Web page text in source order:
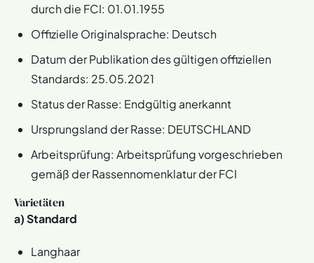
durch die FCI: 01.01.1955
Offizielle Originalsprache: Deutsch
Datum der Publikation des gültigen offiziellen
Standards: 25.05.2021
Status der Rasse: Endgültig anerkannt
Ursprungsland der Rasse: DEUTSCHLAND
Arbeitsprüfung: Arbeitsprüfung vorgeschrieben
gemäß der Rassennomenklatur der FCI
Varietäten
a) Standard
Langhaar